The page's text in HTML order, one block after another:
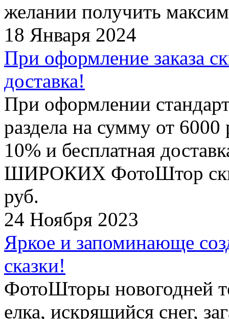
желании получить
18 Января 2024
При оформление заказа
доставка!
При оформлении
раздела на сумму от 6000
10% и бесплатная
ШИРОКИХ ФотоШтор
руб.
24 Ноября 2023
Яркое и запоминающе
сказки!
ФотоШторы новогодней
елка, искрящийся снег,